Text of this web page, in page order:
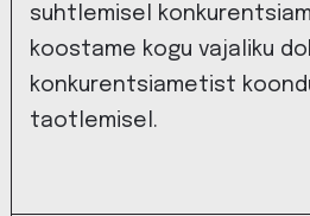
suhtlemisel
koostame kogu vajaliku
konkurentsiametist
taotlemisel.